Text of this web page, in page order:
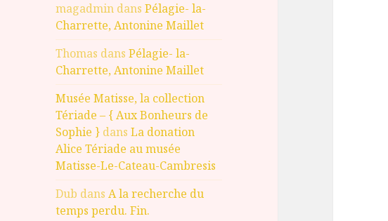
magadmin dansPélagie- la-
Charrette, Antonine Maillet
Thomas dansPélagie- la-
Charrette, Antonine Maillet
Musée Matisse, la collection
Tériade – { Aux Bonheurs de
Sophie } dansLa donation
Alice Tériade au musée
Matisse-Le-Cateau-Cambresis
Dub dansA la recherche du
temps perdu. Fin.